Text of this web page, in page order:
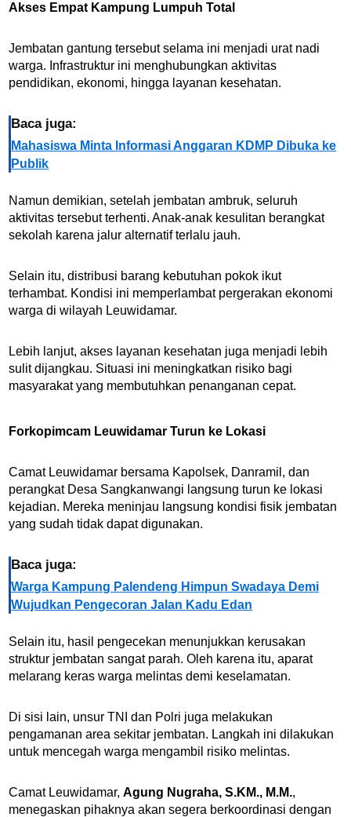
Akses Empat Kampung Lumpuh Total
Jembatan gantung tersebut selama ini menjadi urat nadi
warga. Infrastruktur ini menghubungkan aktivitas
pendidikan, ekonomi, hingga layanan kesehatan.
Baca juga:
Mahasiswa Minta Informasi Anggaran KDMP Dibuka ke
Publik
Namun demikian, setelah jembatan ambruk, seluruh
aktivitas tersebut terhenti. Anak-anak kesulitan berangkat
sekolah karena jalur alternatif terlalu jauh.
Selain itu, distribusi barang kebutuhan pokok ikut
terhambat. Kondisi ini memperlambat pergerakan ekonomi
warga di wilayah Leuwidamar.
Lebih lanjut, akses layanan kesehatan juga menjadi lebih
sulit dijangkau. Situasi ini meningkatkan risiko bagi
masyarakat yang membutuhkan penanganan cepat.
Forkopimcam Leuwidamar Turun ke Lokasi
Camat Leuwidamar bersama Kapolsek, Danramil, dan
perangkat Desa Sangkanwangi langsung turun ke lokasi
kejadian. Mereka meninjau langsung kondisi fisik jembatan
yang sudah tidak dapat digunakan.
Baca juga:
Warga Kampung Palendeng Himpun Swadaya Demi
Wujudkan Pengecoran Jalan Kadu Edan
Selain itu, hasil pengecekan menunjukkan kerusakan
struktur jembatan sangat parah. Oleh karena itu, aparat
melarang keras warga melintas demi keselamatan.
Di sisi lain, unsur TNI dan Polri juga melakukan
pengamanan area sekitar jembatan. Langkah ini dilakukan
untuk mencegah warga mengambil risiko melintas.
Camat Leuwidamar,Agung Nugraha, S.KM., M.M.,
menegaskan pihaknya akan segera berkoordinasi dengan